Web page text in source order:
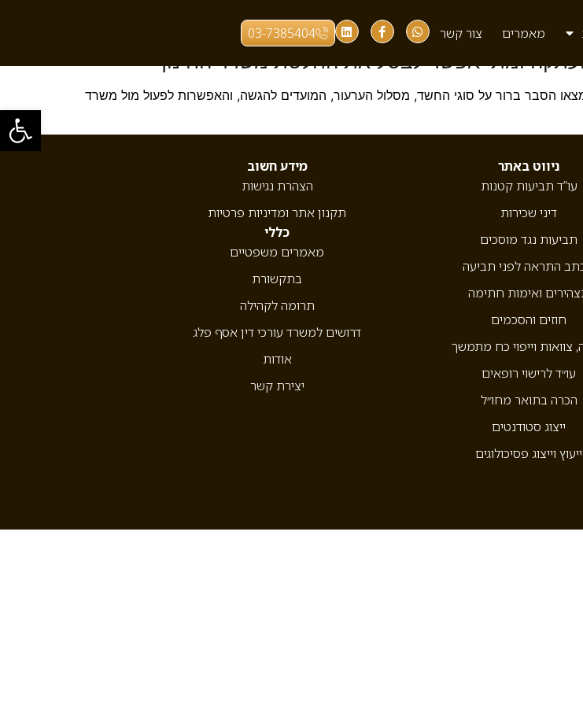
פתח
מאמרים צור קשר 03-7385404
ומתי אפשר לבטל את החלטת משרד החינוך
הסבר ברור על סוגי החשד, מסלול הערעור, המועדים להגשה, והאפשרות לפעול מול משרד
ניווט באתר
עו”ד תביעות קטנות
דיני שכירות
תביעות נגד מוסכים
התראה לפני תביעה
ואימות חתימה
חוזים והסכמים
צוואות וייפוי כח מתמשך
עו״ד לרישוי רופאים
הכרה בתואר מחו״ל
ייצוג סטודנטים
ייעוץ וייצוג פסיכולוגים
מידע חשוב
הצהרת נגישות
תקנון אתר ומדיניות פרטיות
כללי
מאמרים משפטיים
בתקשורת
תרומה לקהילה
דרושים למשרד עורכי דין אסף פלג
אודות
יצירת קשר